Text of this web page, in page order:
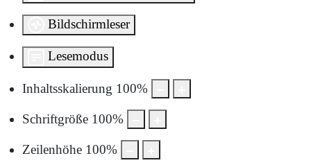
Bildschirmleser
Lesemodus
Inhaltsskalierung 100%
Schriftgröße 100%
Zeilenhöhe 100%